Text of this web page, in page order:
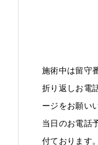
施術中は留守
折り返しお電
ージをお願い
当日のお電話
付ております。